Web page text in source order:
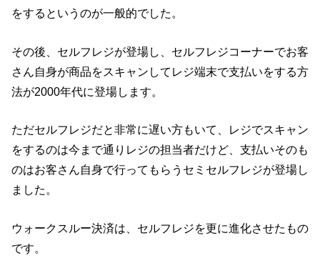
をするというのが一般的でした。
その後、セルフレジが登場し、セルフレジコーナーでお客
さん自身が商品をスキャンしてレジ端末で支払いをする方
法が2000年代に登場します。
ただセルフレジだと非常に遅い方もいて、レジでスキャン
をするのは今まで通りレジの担当者だけど、支払いそのも
のはお客さん自身で行ってもらうセミセルフレジが登場し
ました。
ウォークスルー決済は、セルフレジを更に進化させたもの
です。